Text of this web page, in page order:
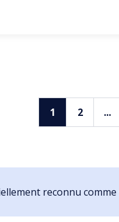
1 2 ...
reconnu